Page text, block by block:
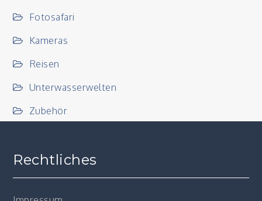
Fotosafari
Kameras
Reisen
Unterwasserwelten
Zubehör
Rechtliches